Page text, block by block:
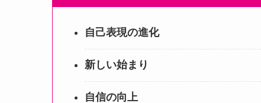
自己表現の進化
新しい始まり
自信の向上